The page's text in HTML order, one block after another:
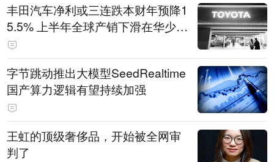
丰田汽车净利或三连跌本财年预降1
5.5% 上半年全球产销下滑在华少卖
14.3万辆
字节跳动推出大模型SeedRealtime
国产算力逻辑有望持续加强
王虹的顶级奢侈品，开始被全网审
判了